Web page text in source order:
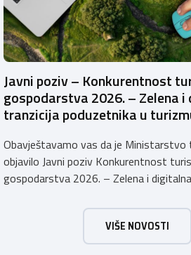
Javni poziv – Konkurentnost
gospodarstva 2026. – Zelena
tranzicija poduzetnika u
Obavještavamo vas da je
objavilo Javni poziv Konkurentnost
gospodarstva 2026. – Zelena i
male vrijednosti u ukupnom iznosu od
Program je namijenjen subjektima
registriranim za ugostiteljske i/ili
VIŠE NOVOSTI